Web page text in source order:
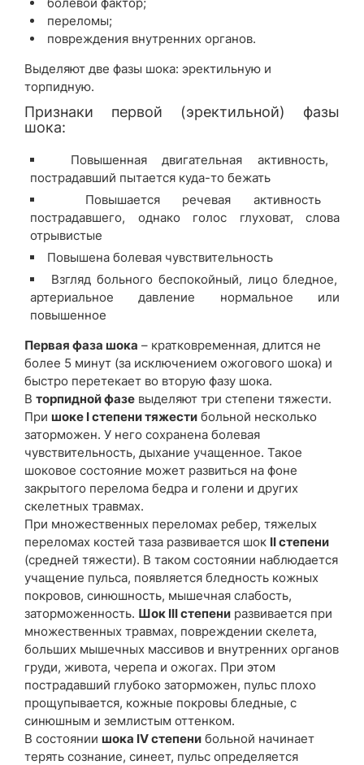
переломы;
повреждения внутренних органов.
Выделяют две фазы шока: эректильную и
торпидную.
Признаки первой (эректильной) фазы
шока:
Повышенная двигательная активность,
пострадавший пытается куда-то бежать
Повышается речевая активность
пострадавшего, однако голос глуховат, слова
отрывистые
Повышена болевая чувствительность
Взгляд больного беспокойный, лицо бледное,
артериальное давление нормальное или
повышенное
Первая фаза шока – кратковременная, длится не
более 5 минут (за исключением ожогового шока) и
быстро перетекает во вторую фазу шока.
В торпидной фазе выделяют три степени тяжести.
При шоке I степени тяжести больной несколько
заторможен. У него сохранена болевая
чувствительность, дыхание учащенное. Такое
шоковое состояние может развиться на фоне
закрытого перелома бедра и голени и других
скелетных травмах.
При множественных переломах ребер, тяжелых
переломах костей таза развивается шок II степени
(средней тяжести). В таком состоянии наблюдается
учащение пульса, появляется бледность кожных
покровов, синюшность, мышечная слабость,
заторможенность. Шок III степени развивается при
множественных травмах, повреждении скелета,
больших мышечных массивов и внутренних органов
груди, живота, черепа и ожогах. При этом
пострадавший глубоко заторможен, пульс плохо
прощупывается, кожные покровы бледные, с
синюшным и землистым оттенком.
В состоянии шока IV степени больной начинает
терять сознание, синеет, пульс определяется